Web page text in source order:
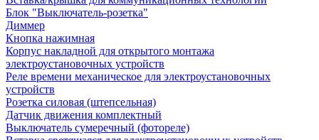
Блок "Выключатель-розетка"
Диммер
Кнопка нажимная
Корпус накладной для открытого монтажа
электроустановочных устройств
Реле времени механическое для электроустановочных
устройств
Розетка силовая (штепсельная)
Датчик движения комплектный
Выключатель сумеречный (фотореле)